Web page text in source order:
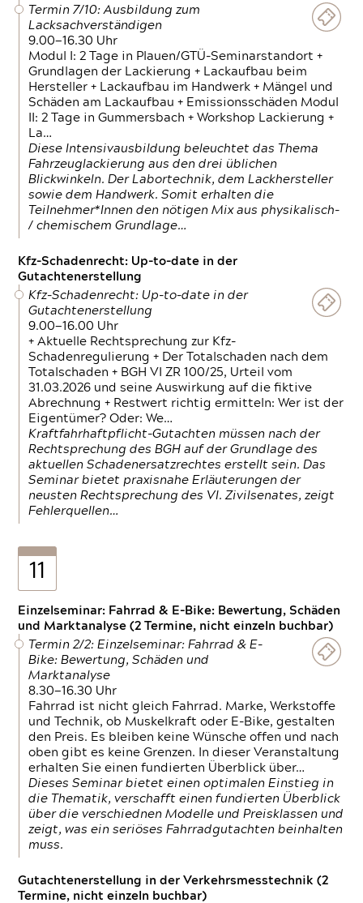
Termin 7/10: Ausbildung zum
Lacksachverständigen
9.00—16.30 Uhr
Modul I: 2 Tage in Plauen/GTÜ-Seminarstandort +
Grundlagen der Lackierung + Lackaufbau beim
Hersteller + Lackaufbau im Handwerk + Mängel und
Schäden am Lackaufbau + Emissionsschäden Modul
II: 2 Tage in Gummersbach + Workshop Lackierung +
La…
Diese Intensivausbildung beleuchtet das Thema
Fahrzeuglackierung aus den drei üblichen
Blickwinkeln. Der Labortechnik, dem Lackhersteller
sowie dem Handwerk. Somit erhalten die
Teilnehmer*Innen den nötigen Mix aus physikalisch-
/ chemischem Grundlage…
Kfz-Schadenrecht: Up-to-date in der
Gutachtenerstellung
Kfz-Schadenrecht: Up-to-date in der
Gutachtenerstellung
9.00—16.00 Uhr
+ Aktuelle Rechtsprechung zur Kfz-
Schadenregulierung + Der Totalschaden nach dem
Totalschaden + BGH VI ZR 100/25, Urteil vom
31.03.2026 und seine Auswirkung auf die fiktive
Abrechnung + Restwert richtig ermitteln: Wer ist der
Eigentümer? Oder: We…
Kraftfahrhaftpflicht-Gutachten müssen nach der
Rechtsprechung des BGH auf der Grundlage des
aktuellen Schadenersatzrechtes erstellt sein. Das
Seminar bietet praxisnahe Erläuterungen der
neusten Rechtsprechung des VI. Zivilsenates, zeigt
Fehlerquellen…
11
Einzelseminar: Fahrrad & E-Bike: Bewertung, Schäden
und Marktanalyse (2 Termine, nicht einzeln buchbar)
Termin 2/2: Einzelseminar: Fahrrad & E-
Bike: Bewertung, Schäden und
Marktanalyse
8.30—16.30 Uhr
Fahrrad ist nicht gleich Fahrrad. Marke, Werkstoffe
und Technik, ob Muskelkraft oder E-Bike, gestalten
den Preis. Es bleiben keine Wünsche offen und nach
oben gibt es keine Grenzen. In dieser Veranstaltung
erhalten Sie einen fundierten Überblick über…
Dieses Seminar bietet einen optimalen Einstieg in
die Thematik, verschafft einen fundierten Überblick
über die verschiednen Modelle und Preisklassen und
zeigt, was ein seriöses Fahrradgutachten beinhalten
muss.
Gutachtenerstellung in der Verkehrsmesstechnik (2
Termine, nicht einzeln buchbar)